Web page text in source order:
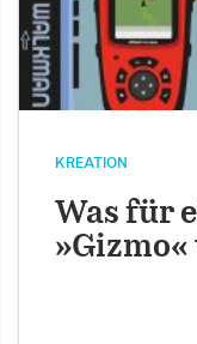
KREATION
Was für